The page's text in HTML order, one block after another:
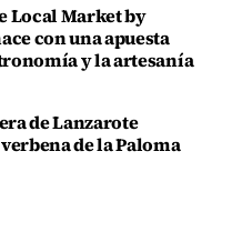
Local Market by
con una apuesta
y la artesanía
de Lanzarote
de la Paloma